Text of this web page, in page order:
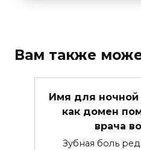
Вам также
Имя для ночной
как домен
врача
Зубная боль